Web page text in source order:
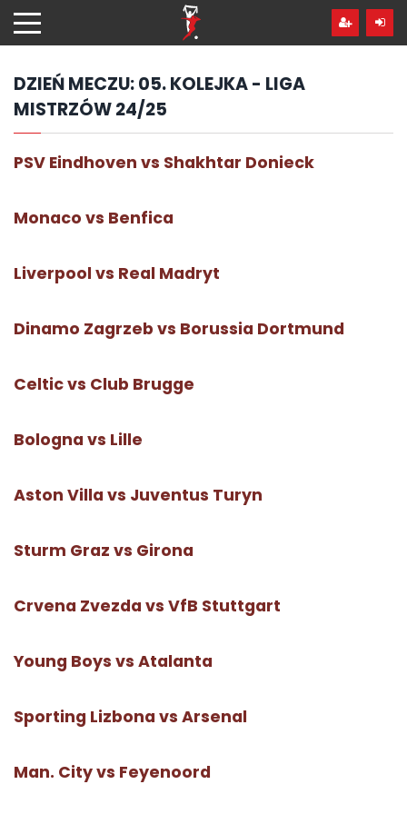
hdo
treści
DZIEŃ MECZU:05. KOLEJKA - LIGA
MISTRZÓW 24/25
PSV Eindhoven vs Shakhtar Donieck
Monaco vs Benfica
Liverpool vs Real Madryt
Dinamo Zagrzeb vs Borussia Dortmund
Celtic vs Club Brugge
Bologna vs Lille
Aston Villa vs Juventus Turyn
Sturm Graz vs Girona
Crvena Zvezda vs VfB Stuttgart
Young Boys vs Atalanta
Sporting Lizbona vs Arsenal
Man. City vs Feyenoord